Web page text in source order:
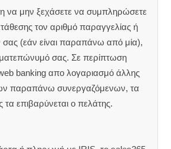
να μην ξεχάσετε να συμπληρώσετε
τον αριθμό παραγγελίας ή
(εάν είναι παραπάνω από μία),
σας. Σε περίπτωση
banking απο λογαριασμό άλλης
παραπάνω συνεργαζόμενων, τα
επιβαρύνεται ο πελάτης.